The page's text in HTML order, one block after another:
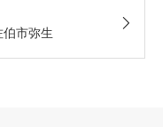
市弥生